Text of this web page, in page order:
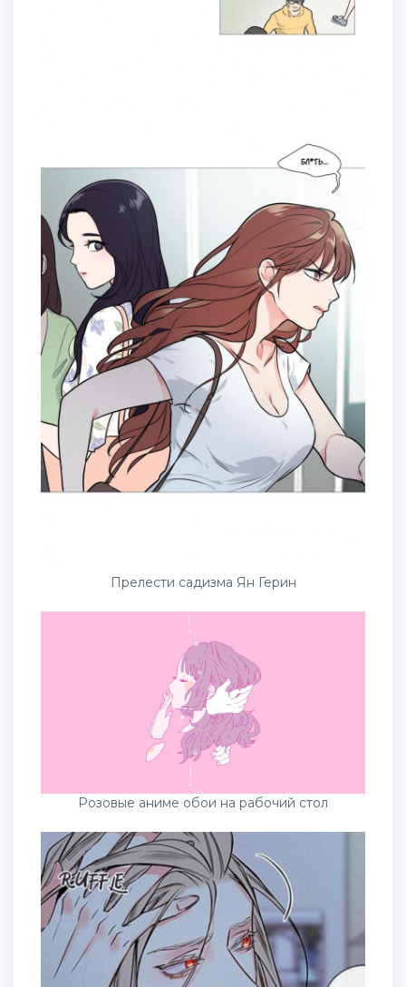
Прелести садизма Ян Герин
Розовые аниме обои на рабочий стол